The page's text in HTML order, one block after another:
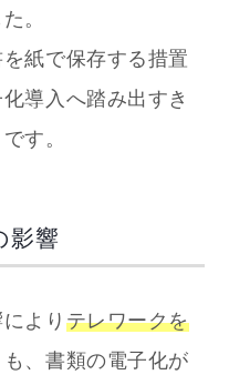
。
紙で保存する措置
導入へ踏み出すき
す。
影響
より テレワークを
、書類の電子化が